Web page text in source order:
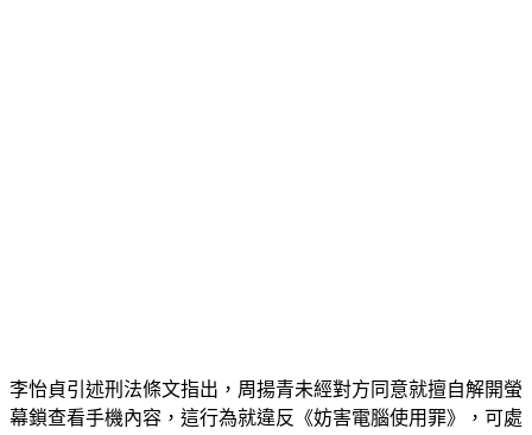
幕鎖查看手機內容，這行為就違反《妨害電腦使用罪》，可處
3年以下有期徒刑、拘役或科或併科30萬元以下罰金。